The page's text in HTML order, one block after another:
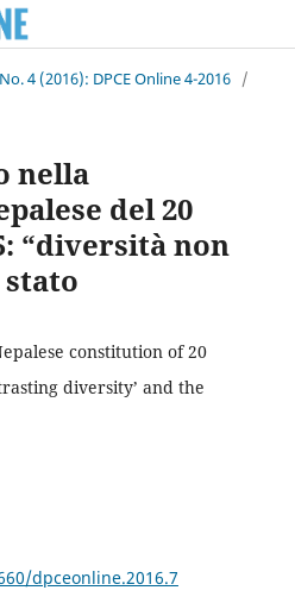
4 (2016): DPCE Online 4-2016 /
nella
del 20
“diversità non
constitution of 20
diversity’ and the
dpceonline.2016.7